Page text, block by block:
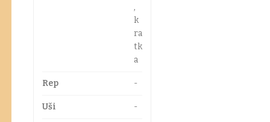
,
k
ra
tk
a
Rep -
Uši -